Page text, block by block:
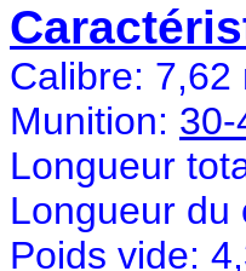
Calibre: 7,62
Munition: 30-
Longueur
Longueur du
Poids vide: